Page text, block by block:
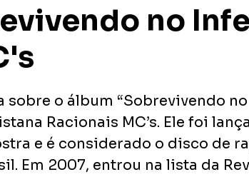
no
sobre o álbum “Sobrevivendo no
Racionais MC’s. Ele foi
e é considerado o disco de
Em 2007, entrou na lista da